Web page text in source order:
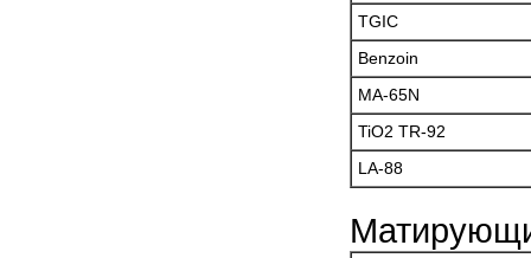
TGIC
Benzoin
MA-65N
TiO2 TR-92
LA-88